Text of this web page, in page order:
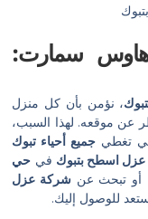
سمارت:
، نؤمن بأن كل منزل
عن موقعه. لهذا السبب،
تغطي جميع أحياء تبوك
اسطح بتبوك في حي
أو تبحث عن شركة عزل
للوصول إليك.